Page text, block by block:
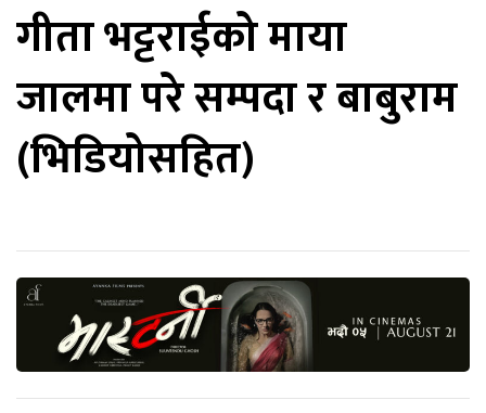
गीता भट्टराईको माया
जालमा परे सम्पदा र बाबुराम
(भिडियोसहित)